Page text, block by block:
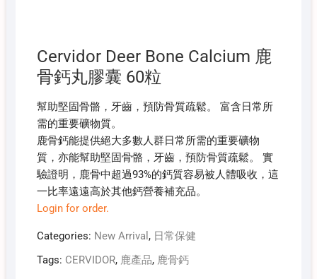
Cervidor Deer Bone Calcium 鹿
骨鈣丸膠囊 60粒
幫助堅固骨骼， 牙齒， 預防骨質疏鬆。 富含日常所
需的重要礦物質。
鹿骨鈣能提供絕大多數人群日常所需的重要礦物
質， 亦能幫助堅固骨骼， 牙齒， 預防骨質疏鬆。
實
驗證明 ， 鹿骨中超過93%的鈣質容易被人體吸收 ， 這
一比率遠遠高於其他鈣營養補充品。
Login for order.
Categories: New Arrival , 日常保健
Tags: CERVIDOR, 鹿產品, 鹿骨鈣